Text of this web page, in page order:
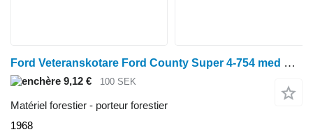
Ford Veteranskotare Ford County Super 4-754 med Rottne RD-12
9,12 € 100 SEK
Matériel forestier - porteur forestier
1968